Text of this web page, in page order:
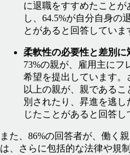
に退職をすすめたことが
し、64.5%が自分自身の
とがあると回答していま
柔軟性の必要性と差別に
73%の親が、雇用主にフ
希望を提出しています。
以上の親が、親であるこ
別されたり、昇進を逃し
じたことがあると回答し
また、86%の回答者が、働く
は、さらに包括的な法律や規